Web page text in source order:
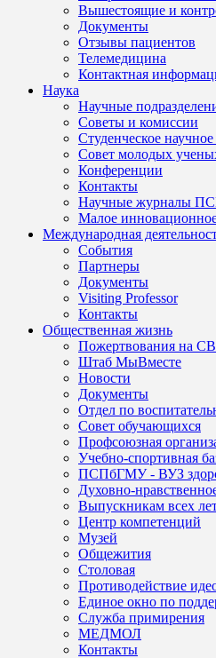
Вышестоящие и
Документы
Отзывы пациентов
Телемедицина
Контактная
Наука
Научные
Советы и комиссии
Студенческое
Совет молодых
Конференции
Контакты
Научные журналы
Малое
Международная
События
Партнеры
Документы
Visiting Professor
Контакты
Общественная жизнь
Пожертвования на
Штаб МыВместе
Новости
Документы
Отдел по
Совет обучающихся
Профсоюзная
Учебно-спортивная
ПСПбГМУ - ВУЗ
Духовно-
Выпускникам всех
Центр компетенций
Музей
Общежития
Столовая
Противодействие
Единое окно по
Служба примирения
МЕДМОЛ
Контакты